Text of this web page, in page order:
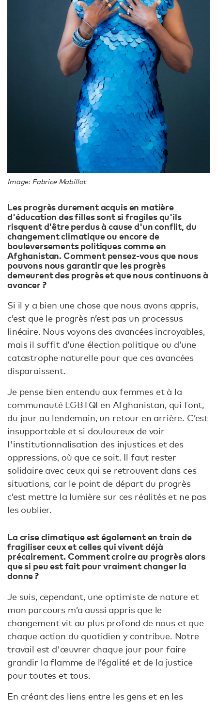
Image: Fabrice Mabillot
Les progrès durement acquis en matière
d'éducation des filles sont si fragiles qu'ils
risquent d'être perdus à cause d'un conflit, du
changement climatique ou encore de
bouleversements politiques comme en
Afghanistan. Comment pensez-vous que nous
pouvons nous garantir que les progrès
demeurent des progrès et que nous continuons à
avancer ?
Si il y a bien une chose que nous avons appris,
c’est que le progrès n’est pas un processus
linéaire. Nous voyons des avancées incroyables,
mais il suffit d’une élection politique ou d’une
catastrophe naturelle pour que ces avancées
disparaissent.
Je pense bien entendu aux femmes et à la
communauté LGBTQI en Afghanistan, qui font,
du jour au lendemain, un retour en arrière. C’est
insupportable et si douloureux de voir
l'institutionnalisation des injustices et des
oppressions, où que ce soit. Il faut rester
solidaire avec ceux qui se retrouvent dans ces
situations, car le point de départ du progrès
c’est mettre la lumière sur ces réalités et ne pas
les oublier.
La crise climatique est également en train de
fragiliser ceux et celles qui vivent déjà
précairement. Comment croire au progrès alors
que si peu est fait pour vraiment changer la
donne ?
Je suis, cependant, une optimiste de nature et
mon parcours m’a aussi appris que le
changement vit au plus profond de nous et que
chaque action du quotidien y contribue. Notre
travail est d'œuvrer chaque jour pour faire
grandir la flamme de l’égalité et de la justice
pour toutes et tous.
En créant des liens entre les gens et en les